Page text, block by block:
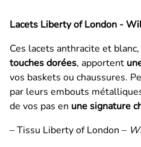
Lacets Liberty of London -
Ces lacets anthracite et
touches dorées, apportent
vos baskets ou chaussures.
par leurs embouts
de vos pas en une signature
– Tissu Liberty of London –